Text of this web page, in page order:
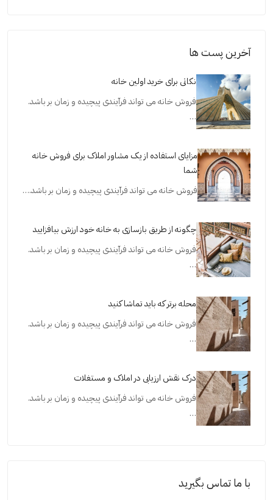
آخرین پست ها
نکاتی برای خرید اولین خانه
فروش خانه می تواند فرآیندی پیچیده و زمان بر باشد.
…
مزایای استفاده از یک مشاور املاک برای فروش خانه
شما
فروش خانه می تواند فرآیندی پیچیده و زمان بر باشد.…
چگونه از طریق بازسازی به خانه خود ارزش بیافزایید
فروش خانه می تواند فرآیندی پیچیده و زمان بر باشد.
…
محله برتر که باید تماشا کنید
فروش خانه می تواند فرآیندی پیچیده و زمان بر باشد.
…
درک نقش ارزیابی در املاک و مستغلات
فروش خانه می تواند فرآیندی پیچیده و زمان بر باشد.
…
با ما تماس بگیرید